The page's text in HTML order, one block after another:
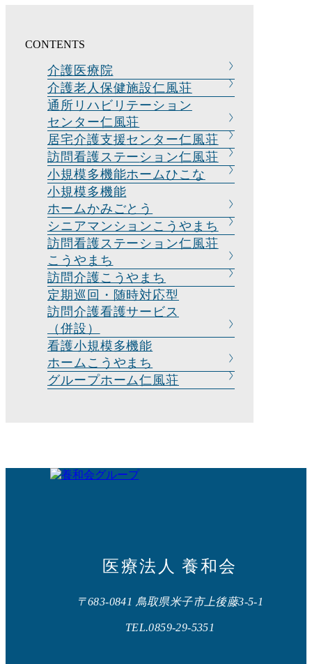
CONTENTS
介護医療院
介護老人保健施設仁風荘
通所リハビリテーション
センター仁風荘
居宅介護支援センター仁風荘
訪問看護ステー ション仁風荘
小規模多機能ホームひこな
小規模多機能
ホームかみごとう
シニアマンション こうやまち
訪問看護ステーション仁風荘
こうやまち
訪問介護 こうやまち
定期巡回・随時対応型
訪問介護看護サービス
（併設）
看護小規模多機能
ホームこうやまち
グループホーム仁風荘
医療法人 養和会
〒683-0841 鳥取県米子市上後藤3-5-1
TEL.0859-29-5351